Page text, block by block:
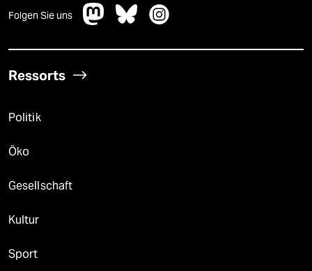
Folgen Sie uns
Ressorts
Politik
Öko
Gesellschaft
Kultur
Sport